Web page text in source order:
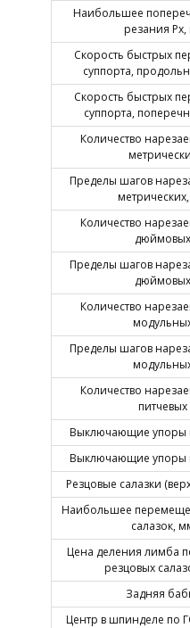
Наибольшее
резания Pх,
Скорость быстрых
суппорта,
Скорость быстрых
суппорта,
Количество
Пределы шагов
Количество
дюймовых
Пределы шагов
дюймовых
Количество
Пределы шагов
Количество
питчевых
Выключающие упоры
Выключающие упоры
Резцовые салазки
Наибольшее
салазок,
Цена деления лимба
резцовых
Задняя
Центр в шпинделе по